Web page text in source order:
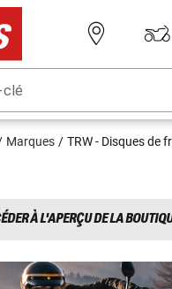
clé
Marques TRW - Disques de
À L'APERÇU DE LA